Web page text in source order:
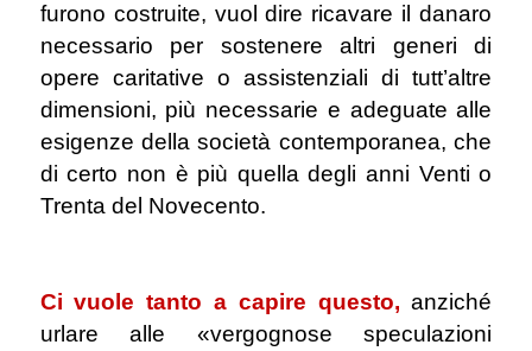
furono costruite, vuol dire ricavare il danaro
necessario per sostenere altri generi di
opere caritative o assistenziali di tutt’altre
dimensioni, più necessarie e adeguate alle
esigenze della società contemporanea, che
di certo non è più quella degli anni Venti o
Trenta del Novecento.
Ci vuole tanto a capire questo, anziché
urlare alle «vergognose speculazioni